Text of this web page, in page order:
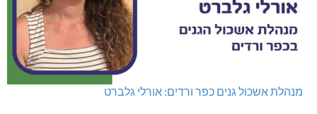
מנהלת אשכול גנים כפר ורדים: אורלי גלברט